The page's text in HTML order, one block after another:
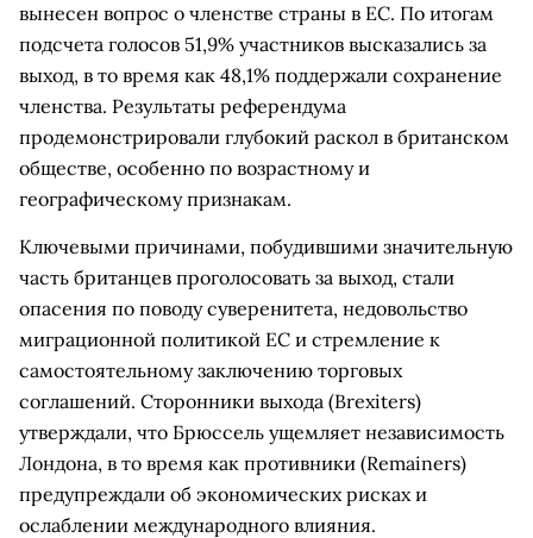
вынесен вопрос о членстве страны в ЕС. По итогам
подсчета голосов 51,9% участников высказались за
выход, в то время как 48,1% поддержали сохранение
членства. Результаты референдума
продемонстрировали глубокий раскол в британском
обществе, особенно по возрастному и
географическому признакам.
Ключевыми причинами, побудившими значительную
часть британцев проголосовать за выход, стали
опасения по поводу суверенитета, недовольство
миграционной политикой ЕС и стремление к
самостоятельному заключению торговых
соглашений. Сторонники выхода (Brexiters)
утверждали, что Брюссель ущемляет независимость
Лондона, в то время как противники (Remainers)
предупреждали об экономических рисках и
ослаблении международного влияния.